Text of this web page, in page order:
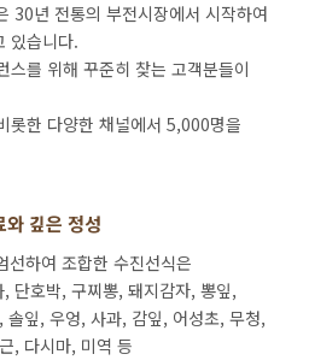
30년 전통의 부전시장에서 시작하여
있습니다.
스를 위해 꾸준히 찾는 고객분들이
롯한 다양한 채널에서 5,000명을
와 깊은 정성
하여 조합한 수진선식은
단호박, 구찌뽕, 돼지감자, 뽕잎,
잎, 우엉, 사과, 감잎, 어성초, 무청,
, 다시마, 미역 등